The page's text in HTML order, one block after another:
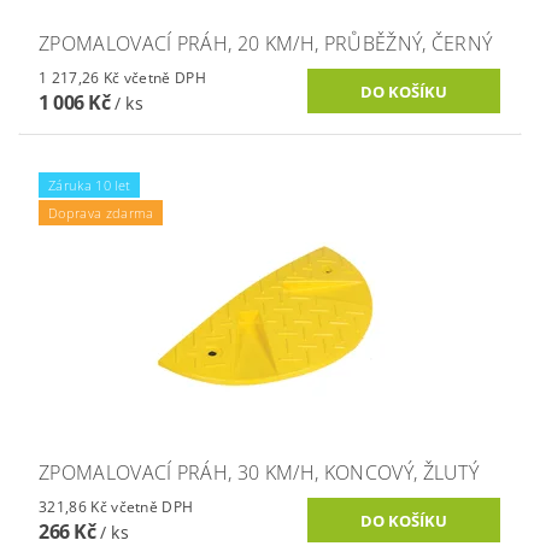
ZPOMALOVACÍ PRÁH, 20 KM/H, PRŮBĚŽNÝ, ČERNÝ
1 217,26 Kč včetně DPH
1 006 Kč/ ks
Záruka 10 let
Doprava zdarma
ZPOMALOVACÍ PRÁH, 30 KM/H, KONCOVÝ, ŽLUTÝ
321,86 Kč včetně DPH
266 Kč/ ks